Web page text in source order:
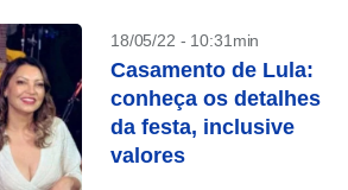
18/05/22 - 10:31min
Casamento de Lula:
conheça os detalhes
da festa, inclusive
valores